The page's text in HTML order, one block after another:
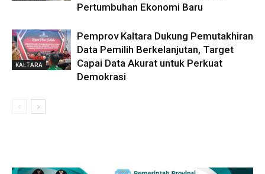
Pertumbuhan Ekonomi Baru
KALTARA
Pemprov Kaltara Dukung Pemutakhiran
Data Pemilih Berkelanjutan, Target
Capai Data Akurat untuk Perkuat
Demokrasi